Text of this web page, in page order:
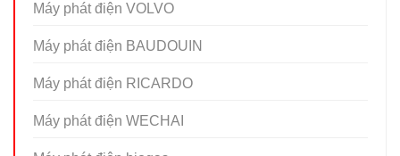
Máy phát điện VOLVO
Máy phát điện BAUDOUIN
Máy phát điện RICARDO
Máy phát điện WECHAI